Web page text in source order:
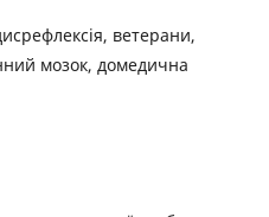
ветерани,
мозок, домедична